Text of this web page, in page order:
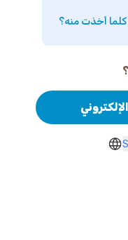
أخذت منه؟